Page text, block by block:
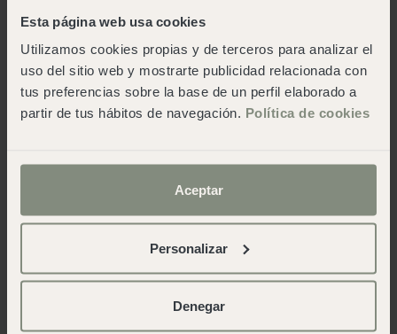
Esta página web usa cookies
Utilizamos cookies propias y de terceros para analizar el
uso del sitio web y mostrarte publicidad relacionada con
tus preferencias sobre la base de un perfil elaborado a
partir de tus hábitos de navegación. Política de cookies
Aceptar
Personalizar
Denegar